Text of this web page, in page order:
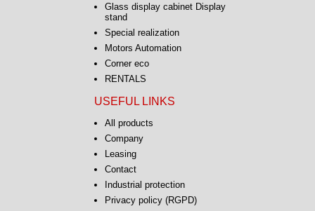
Glass display cabinet Display
stand
Special realization
Motors Automation
Corner eco
RENTALS
USEFUL LINKS
All products
Company
Leasing
Contact
Industrial protection
Privacy policy (RGPD)